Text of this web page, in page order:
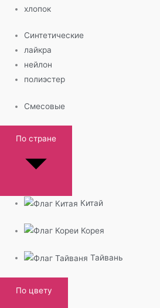
хлопок
Синтетические
лайкра
нейлон
полиэстер
Смесовые
По стране
Китай
Корея
Тайвань
По цвету